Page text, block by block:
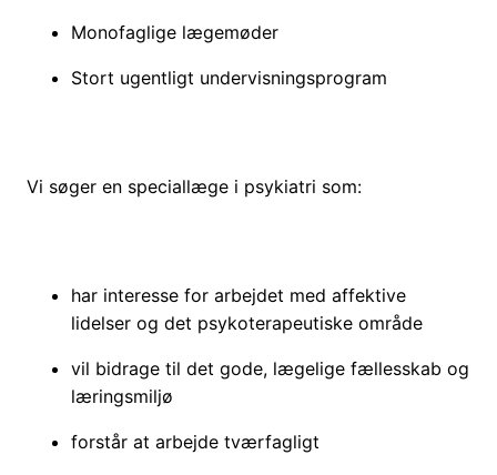
Monofaglige lægemøder
Stort ugentligt undervisningsprogram
Vi søger en speciallæge i psykiatri som:
har interesse for arbejdet med affektive
lidelser og det psykoterapeutiske område
vil bidrage til det gode, lægelige fællesskab og
læringsmiljø
forstår at arbejde tværfagligt